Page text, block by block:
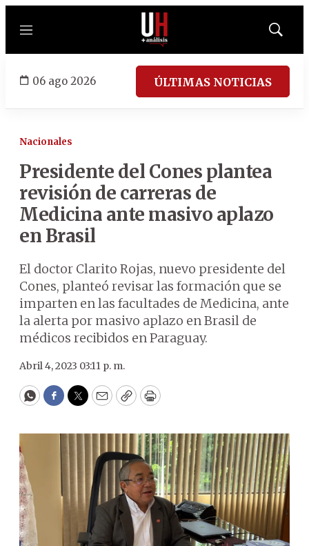
Menú
Mostrar
06 ago 2026 ÚLTIMAS NOTICIAS
Nacionales
Presidente del Cones plantea
revisión de carreras de
Medicina ante masivo aplazo
en Brasil
El doctor Clarito Rojas, nuevo presidente del
Cones, planteó revisar las formación que se
imparten en las facultades de Medicina, ante
la alerta por masivo aplazo en Brasil de
médicos recibidos en Paraguay.
Abril 4, 2023 03:11 p. m.
WhatsApp
Facebook
Twitter
EmailCopyPrint